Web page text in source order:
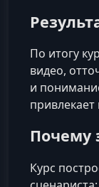
По итогу
видео,
и
Почему
Курс